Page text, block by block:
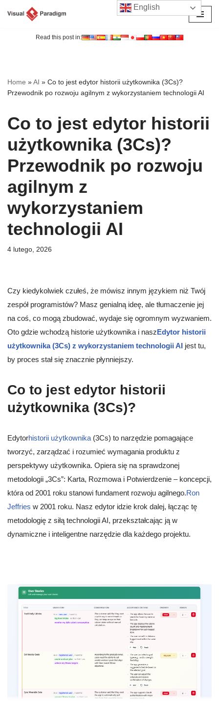
Read this post in:
Home »AI » Co to jest edytor historii użytkownika (3Cs)?
Przewodnik po rozwoju agilnym z wykorzystaniem technologii AI
Co to jest edytor historii
użytkownika (3Cs)?
Przewodnik po rozwoju
agilnym z
wykorzystaniem
technologii AI
4 lutego, 2026
Czy kiedykolwiek czułeś, że mówisz innym językiem niż Twój
zespół programistów? Masz genialną ideę, ale tłumaczenie jej
na coś, co mogą zbudować, wydaje się ogromnym wyzwaniem.
Oto gdzie wchodzą historie użytkownika i naszEdytor historii
użytkownika (3Cs) z wykorzystaniem technologii AI jest tu,
by proces stał się znacznie płynniejszy.
Co to jest edytor historii
użytkownika (3Cs)?
Edytorhistorii użytkownika (3Cs) to narzędzie pomagające
tworzyć, zarządzać i rozumieć wymagania produktu z
perspektywy użytkownika. Opiera się na sprawdzonej
metodologii „3Cs”: Karta, Rozmowa i Potwierdzenie – koncepcji,
która od 2001 roku stanowi fundament rozwoju agilnego.Ron
Jeffries w 2001 roku. Nasz edytor idzie krok dalej, łącząc tę
metodologię z siłą technologii AI, przekształcając ją w
dynamiczne i inteligentne narzędzie dla każdego projektu.
English